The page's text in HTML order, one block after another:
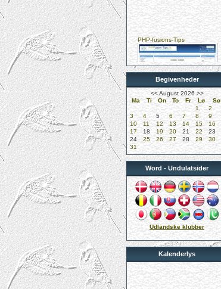
PHP-fusions-Tips
Kungelundens Dyreklinik
DUK-Undulatklubben
Didier Mervilde
Begivenheder
<< August 2026 >>
Ma
Ti On To Fr Lø
Sø
1
2
3
4 5 6 7 8
9
10
11 12 13 14 15
16
17
18 19 20 21 22
23
24
25 26 27 28 29
30
31
Word - Undulatsider
Udlandske klubber
Kalenderlys